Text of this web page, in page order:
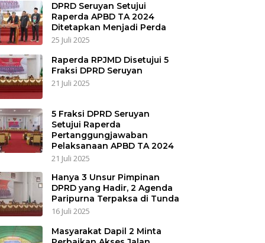
DPRD Seruyan Setujui
Raperda APBD TA 2024
Ditetapkan Menjadi Perda
25 Juli 2025
Raperda RPJMD Disetujui 5
Fraksi DPRD Seruyan
21 Juli 2025
5 Fraksi DPRD Seruyan
Setujui Raperda
Pertanggungjawaban
Pelaksanaan APBD TA 2024
21 Juli 2025
Hanya 3 Unsur Pimpinan
DPRD yang Hadir, 2 Agenda
Paripurna Terpaksa di Tunda
16 Juli 2025
Masyarakat Dapil 2 Minta